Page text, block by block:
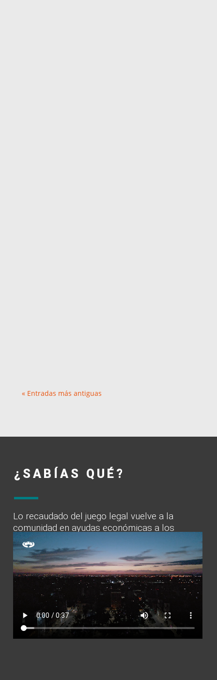
« Entradas más antiguas
¿SABÍAS QUÉ?
Lo recaudado del juego legal vuelve a la
comunidad en ayudas económicas a los
sectores que más lo necesitan.